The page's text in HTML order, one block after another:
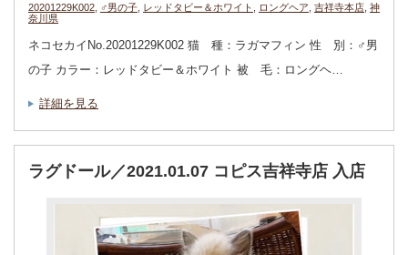
20201229K002
♂男の子 レッドタビー＆ホワイト ロングヘア 吉祥寺本店 神
奈川県
ネコセカイNo.20201229K002 猫 種：ラガマフィン 性 別：♂男
の子 カラー：レッドタビー＆ホワイト 被 毛：ロングヘ…
詳細を見る
ラグドール／2021.01.07 コピス吉祥寺店 入店